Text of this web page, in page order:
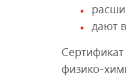
дают
физико-